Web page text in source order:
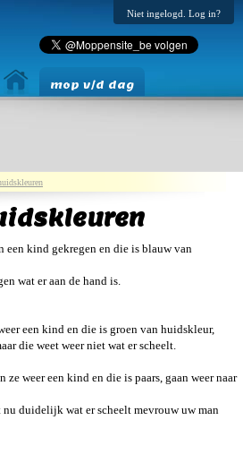
Niet ingelogd. Log in?
mop v/d dag
een kind gekregen en die is blauw van
wat er aan de hand is.
een kind en die is groen van huidskleur,
die weet weer niet wat er scheelt.
ze weer een kind en die is paars, gaan weer naar
duidelijk wat er scheelt mevrouw uw man